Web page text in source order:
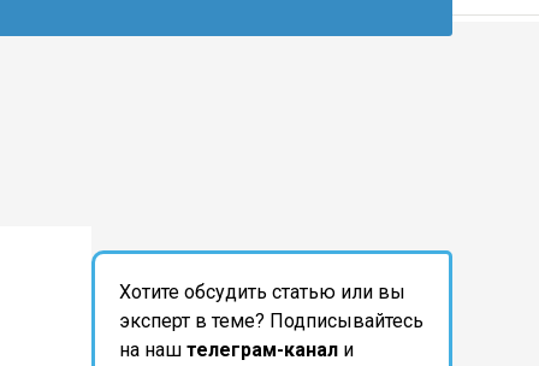
Хотите обсудить статью или вы
эксперт в теме? Подписывайтесь
на наш телеграм-канал и